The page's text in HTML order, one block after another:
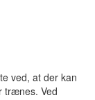
ved, at der kan
trænes. Ved